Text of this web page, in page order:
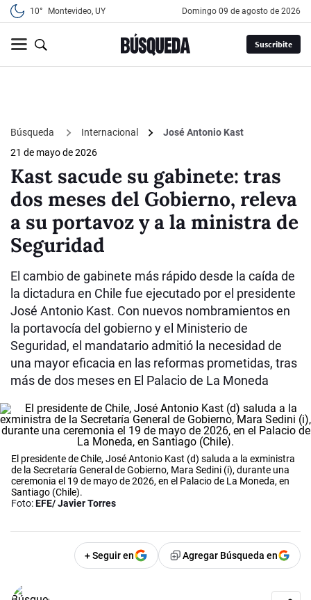
10° Montevideo, UY domingo 09 de agosto de 2026
Suscribite
Búsqueda Internacional
José Antonio Kast
21 de mayo de 2026
Kast sacude su gabinete: tras
dos meses del Gobierno, releva
a su portavoz y a la ministra de
Seguridad
El cambio de gabinete más rápido desde la caída de
la dictadura en Chile fue ejecutado por el presidente
José Antonio Kast. Con nuevos nombramientos en
la portavocía del gobierno y el Ministerio de
Seguridad, el mandatario admitió la necesidad de
una mayor eficacia en las reformas prometidas, tras
más de dos meses en El Palacio de La Moneda
El presidente de Chile, José Antonio Kast (d) saluda a la exministra
de la Secretaría General de Gobierno, Mara Sedini (i), durante una
ceremonia el 19 de mayo de 2026, en el Palacio de La Moneda, en
Santiago (Chile).
Foto:EFE/ Javier Torres
+ Seguir en Agregar Búsqueda en